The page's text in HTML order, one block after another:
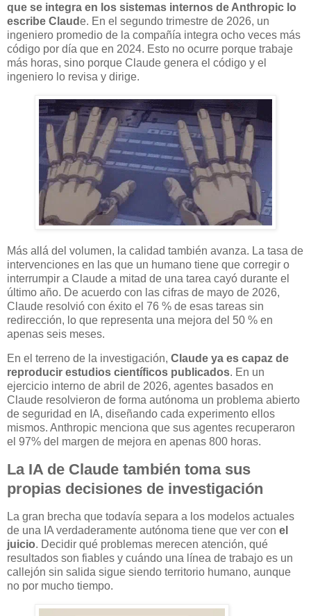
que se integra en los sistemas internos de Anthropic lo
escribe Claude. En el segundo trimestre de 2026, un
ingeniero promedio de la compañía integra ocho veces más
código por día que en 2024. Esto no ocurre porque trabaje
más horas, sino porque Claude genera el código y el
ingeniero lo revisa y dirige.
Más allá del volumen, la calidad también avanza. La tasa de
intervenciones en las que un humano tiene que corregir o
interrumpir a Claude a mitad de una tarea cayó durante el
último año. De acuerdo con las cifras de mayo de 2026,
Claude resolvió con éxito el 76 % de esas tareas sin
redirección, lo que representa una mejora del 50 % en
apenas seis meses.
En el terreno de la investigación, Claude ya es capaz de
reproducir estudios científicos publicados. En un
ejercicio interno de abril de 2026, agentes basados en
Claude resolvieron de forma autónoma un problema abierto
de seguridad en IA, diseñando cada experimento ellos
mismos. Anthropic menciona que sus agentes recuperaron
el 97% del margen de mejora en apenas 800 horas.
La IA de Claude también toma sus
propias decisiones de investigación
La gran brecha que todavía separa a los modelos actuales
de una IA verdaderamente autónoma tiene que ver con el
juicio. Decidir qué problemas merecen atención, qué
resultados son fiables y cuándo una línea de trabajo es un
callejón sin salida sigue siendo territorio humano, aunque
no por mucho tiempo.